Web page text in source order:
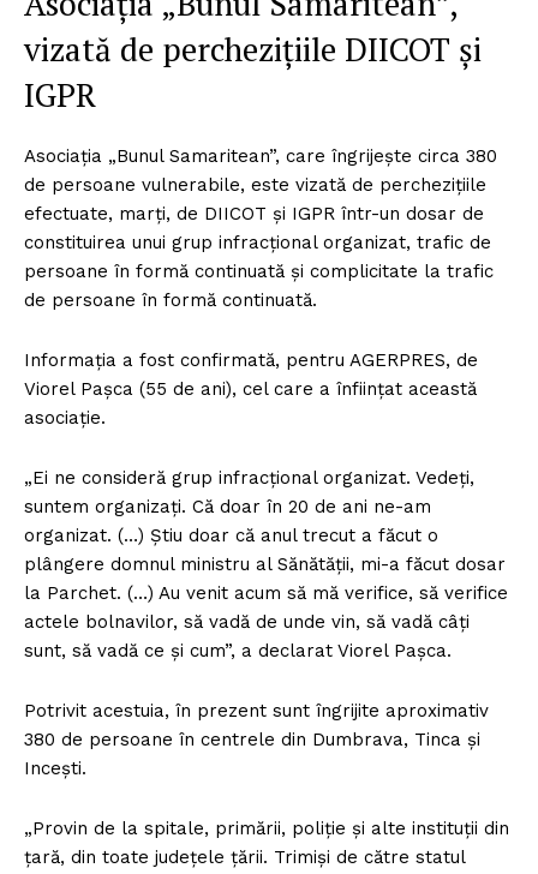
vizată de percheziţiile DIICOT şi
IGPR
Asociaţia „Bunul Samaritean”, care îngrijeşte circa 380
de persoane vulnerabile, este vizată de percheziţiile
efectuate, marţi, de DIICOT şi IGPR într-un dosar de
constituirea unui grup infracţional organizat, trafic de
persoane în formă continuată şi complicitate la trafic
de persoane în formă continuată.
Informaţia a fost confirmată, pentru AGERPRES, de
Viorel Paşca (55 de ani), cel care a înfiinţat această
asociaţie.
„Ei ne consideră grup infracţional organizat. Vedeţi,
suntem organizaţi. Că doar în 20 de ani ne-am
organizat. (…) Ştiu doar că anul trecut a făcut o
plângere domnul ministru al Sănătăţii, mi-a făcut dosar
la Parchet. (…) Au venit acum să mă verifice, să verifice
actele bolnavilor, să vadă de unde vin, să vadă câţi
sunt, să vadă ce şi cum”, a declarat Viorel Paşca.
Potrivit acestuia, în prezent sunt îngrijite aproximativ
380 de persoane în centrele din Dumbrava, Tinca şi
Inceşti.
„Provin de la spitale, primării, poliţie şi alte instituţii din
ţară, din toate judeţele ţării. Trimişi de către statul